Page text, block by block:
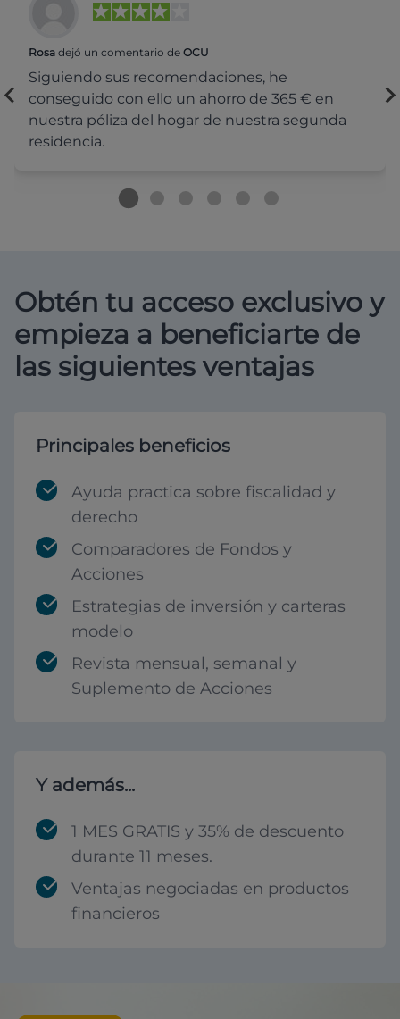
Rosa dejó un comentario de OCU
Siguiendo sus recomendaciones, he
conseguido con ello un ahorro de 365 € en
nuestra póliza del hogar de nuestra segunda
residencia.
Obtén tu acceso exclusivo y
empieza a beneficiarte de
las siguientes ventajas
Principales beneficios
Ayuda practica sobre fiscalidad y
derecho
Comparadores de Fondos y
Acciones
Estrategias de inversión y carteras
modelo
Revista mensual, semanal y
Suplemento de Acciones
Y además...
1 MES GRATIS y 35% de descuento
durante 11 meses.
Ventajas negociadas en productos
financieros